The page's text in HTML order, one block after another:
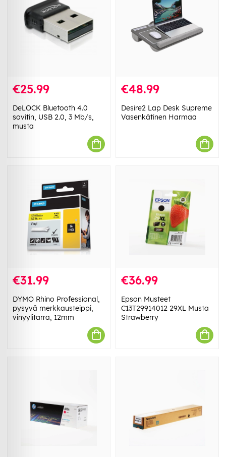
€25.99
DeLOCK Bluetooth 4.0
sovitin, USB 2.0, 3 Mb/s,
musta
€48.99
Desire2 Lap Desk Supreme
Vasenkätinen Harmaa
€31.99
DYMO Rhino Professional,
pysyvä merkkausteippi,
vinyylitarra, 12mm
€36.99
Epson Musteet
C13T29914012 29XL Musta
Strawberry